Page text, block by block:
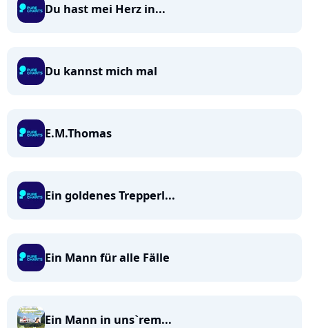
Du hast mei Herz in...
Du kannst mich mal
E.M.Thomas
Ein goldenes Trepperl...
Ein Mann für alle Fälle
Ein Mann in uns`rem...